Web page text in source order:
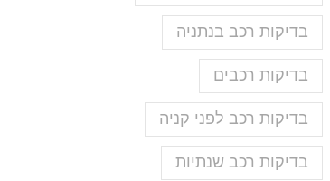
בדיקות רכב בנתניה
בדיקות רכבים
בדיקות רכב לפני קניה
בדיקות רכב שנתיות